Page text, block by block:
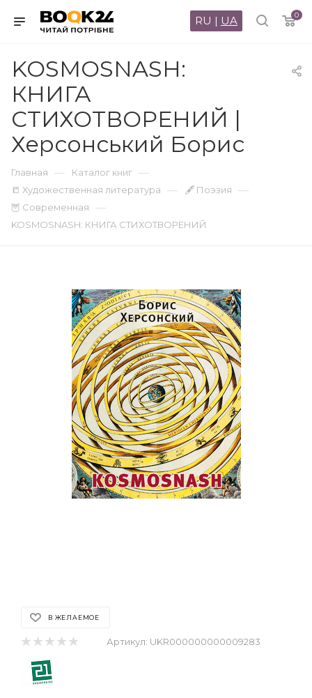
0
RU | UA
KOSMOSNASH:
КНИГА
СТИХОТВОРЕНИЙ |
Херсонський Борис
Главная — Каталог книг —
📒 Художественная литература — 🖋 Поэзия —
🦉 Современная —
KOSMOSNASH: КНИГА СТИХОТВОРЕНИЙ
В ЖЕЛАЕМОЕ
Артикул: UKR000000000009283